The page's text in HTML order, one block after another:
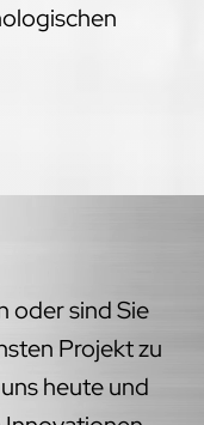
oder sind Sie
Projekt zu
heute und